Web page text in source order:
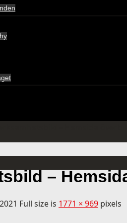
–
Full size is 1771 × 969 pixels